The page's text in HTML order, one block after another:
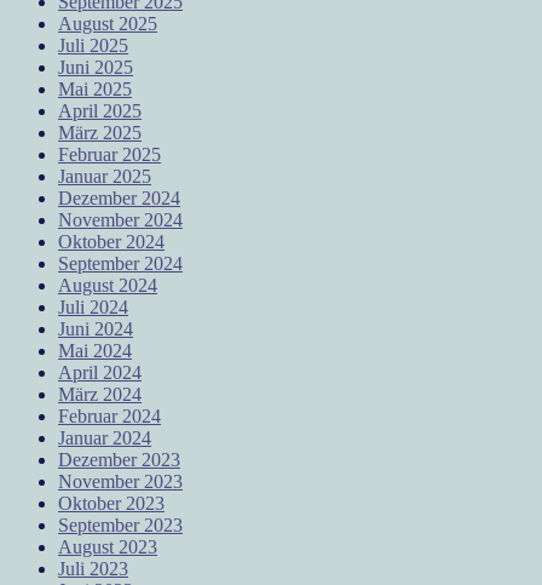
August 2025
Juli 2025
Juni 2025
Mai 2025
April 2025
März 2025
Februar 2025
Januar 2025
Dezember 2024
November 2024
Oktober 2024
September 2024
August 2024
Juli 2024
Juni 2024
Mai 2024
April 2024
März 2024
Februar 2024
Januar 2024
Dezember 2023
November 2023
Oktober 2023
September 2023
August 2023
Juli 2023